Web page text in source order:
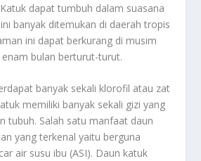
dapat tumbuh dalam suasana
banyak ditemukan di daerah tropis
ini dapat berkurang di musim
bulan berturut-turut.
banyak sekali klorofil atau zat
memiliki banyak sekali gizi yang
tubuh. Salah satu manfaat daun
yang terkenal yaitu berguna
air susu ibu (ASI). Daun katuk